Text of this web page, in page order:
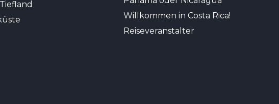
Willkommen in Costa Rica!
Reiseveranstalter